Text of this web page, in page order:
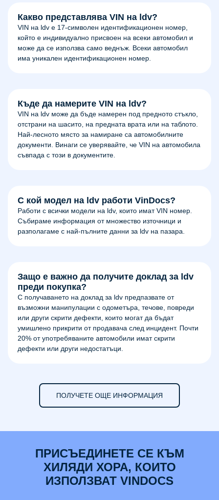
Какво представлява VIN на ldv?
VIN на ldv е 17-символен идентификационен номер,
който е индивидуално присвоен на всеки автомобил и
може да се използва само веднъж. Всеки автомобил
има уникален идентификационен номер.
Къде да намерите VIN на ldv?
VIN на ldv може да бъде намерен под предното стъкло,
отстрани на шасито, на предната врата или на таблото.
Най-лесното място за намиране са автомобилните
документи. Винаги се уверявайте, че VIN на автомобила
съвпада с този в документите.
С кой модел на ldv работи VinDocs?
Работи с всички модели на ldv, които имат VIN номер.
Събираме информация от множество източници и
разполагаме с най-пълните данни за ldv на пазара.
Защо е важно да получите доклад за ldv
преди покупка?
С получаването на доклад за ldv предпазвате от
възможни манипулации с одометъра, течове, повреди
или други скрити дефекти, които могат да бъдат
умишлено прикрити от продавача след инцидент. Почти
20% от употребяваните автомобили имат скрити
дефекти или други недостатъци.
ПОЛУЧЕТЕ ОЩЕ ИНФОРМАЦИЯ
ПРИСЪЕДИНЕТЕ СЕ КЪМ
ХИЛЯДИ ХОРА, КОИТО
ИЗПОЛЗВАТ VINDOCS